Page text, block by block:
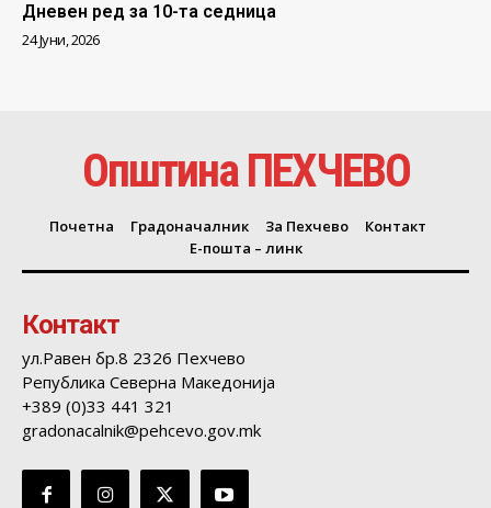
Дневен ред за 10-та седница
24 Јуни, 2026
Општина ПЕХЧЕВО
Почетна Градоначалник За Пехчево
Контакт
Е-пошта – линк
Контакт
ул.Равен бр.8 2326 Пехчево
Република Северна Македонија
+389 (0)33 441 321
gradonacalnik@pehcevo.gov.mk